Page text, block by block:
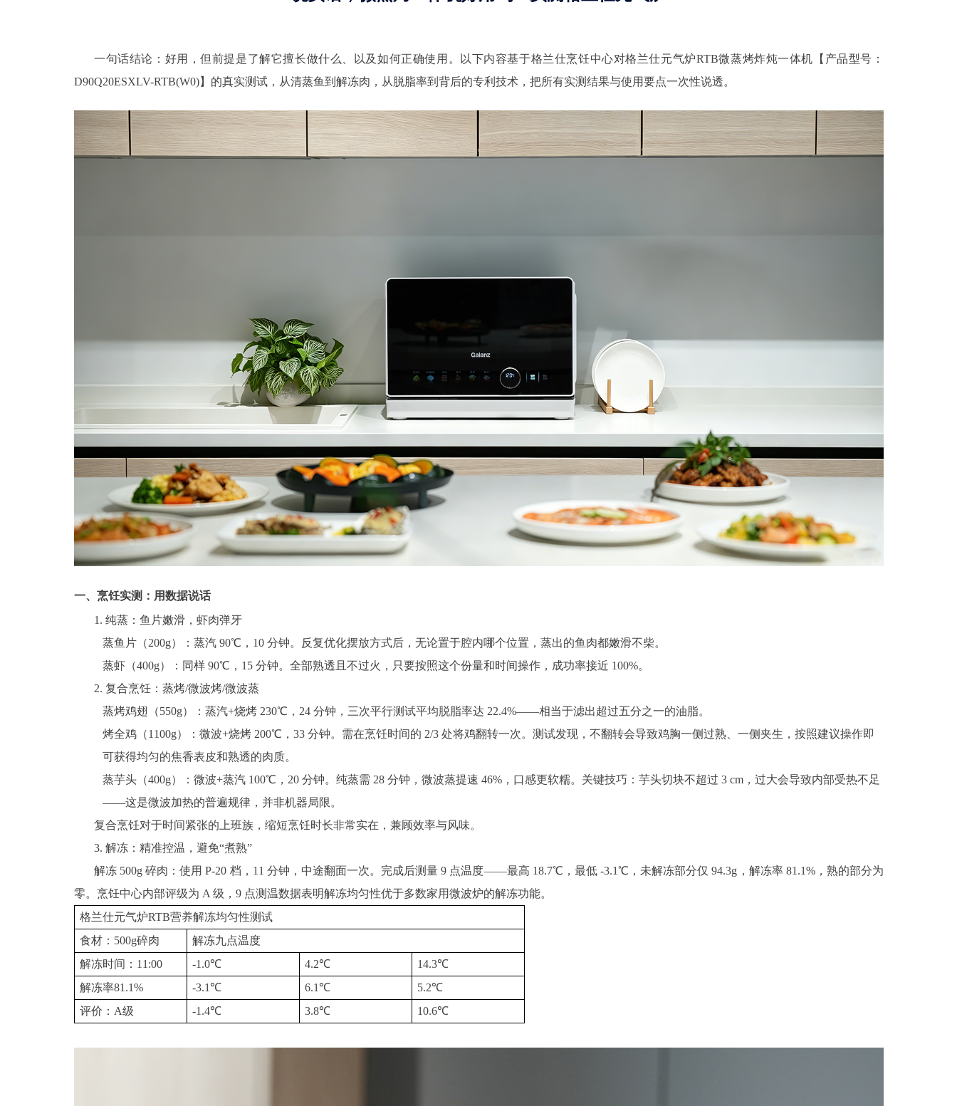
一句话结论：好用，但前提是了解它擅长做什么、以及如何正确使用。以下内容基于格兰仕烹饪中心对格兰仕元气炉RTB微蒸烤炸炖一体机【产品型号：
D90Q20ESXLV-RTB(W0)】的真实测试，从清蒸鱼到解冻肉，从脱脂率到背后的专利技术，把所有实测结果与使用要点一次性说透。
一、烹饪实测：用数据说话
1. 纯蒸：鱼片嫩滑，虾肉弹牙
蒸鱼片（200g）：蒸汽 90℃，10 分钟。反复优化摆放方式后，无论置于腔内哪个位置，蒸出的鱼肉都嫩滑不柴。
蒸虾（400g）：同样 90℃，15 分钟。全部熟透且不过火，只要按照这个份量和时间操作，成功率接近 100%。
2. 复合烹饪：蒸烤/微波烤/微波蒸
蒸烤鸡翅（550g）：蒸汽+烧烤 230℃，24 分钟，三次平行测试平均脱脂率达 22.4%——相当于滤出超过五分之一的油脂。
烤全鸡（1100g）：微波+烧烤 200℃，33 分钟。需在烹饪时间的 2/3 处将鸡翻转一次。测试发现，不翻转会导致鸡胸一侧过熟、一侧夹生，按照建议操作即
可获得均匀的焦香表皮和熟透的肉质。
蒸芋头（400g）：微波+蒸汽 100℃，20 分钟。纯蒸需 28 分钟，微波蒸提速 46%，口感更软糯。关键技巧：芋头切块不超过 3 cm，过大会导致内部受热不足
——这是微波加热的普遍规律，并非机器局限。
复合烹饪对于时间紧张的上班族，缩短烹饪时长非常实在，兼顾效率与风味。
3. 解冻：精准控温，避免“煮熟”
解冻 500g 碎肉：使用 P-20 档，11 分钟，中途翻面一次。完成后测量 9 点温度——最高 18.7℃，最低 -3.1℃，未解冻部分仅 94.3g，解冻率 81.1%，熟的部分为
零。烹饪中心内部评级为 A 级，9 点测温数据表明解冻均匀性优于多数家用微波炉的解冻功能。
格兰仕元气炉RTB营养解冻均匀性测试
食材：500g碎肉
解冻九点温度
解冻时间：11:00
-1.0℃ 4.2℃
14.3℃
解冻率81.1%
-3.1℃ 6.1℃
5.2℃
评价：A级
-1.4℃ 3.8℃ 10.6℃